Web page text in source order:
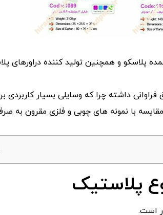
پلاسکو و همچنین تولید کننده دراورهای
فراوانی داشته چرا که وسایلی بسیار
با نمونه های چوبی و فلزی مقرون به
پلاستیک
است.